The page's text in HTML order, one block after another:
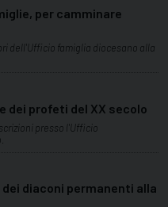
per camminare
dell'Ufficio famiglia diocesano alla
dei profeti del XX secolo
presso l'Ufficio
diaconi permanenti alla